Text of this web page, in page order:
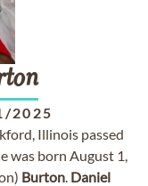
2025
Illinois passed
was born August 1,
Burton. Daniel